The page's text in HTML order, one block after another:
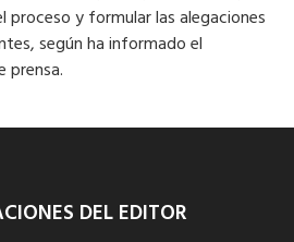
proceso y formular las alegaciones
según ha informado el
prensa.
DEL EDITOR